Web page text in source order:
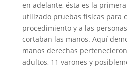
en adelante, ésta es la
utilizado pruebas físicas para
procedimiento y a las
cortaban las manos. Aquí
manos derechas
adultos, 11 varones y